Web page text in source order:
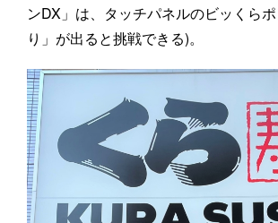
ンDX」は、タッチパネルのビッくら
り」が出ると挑戦できる)。